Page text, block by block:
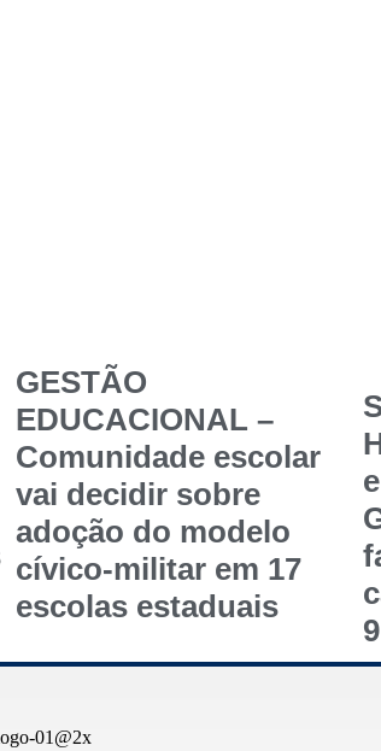
GESTÃO
EDUCACIONAL –
Comunidade escolar
vai decidir sobre
adoção do modelo
cívico-militar em 17
escolas estaduais